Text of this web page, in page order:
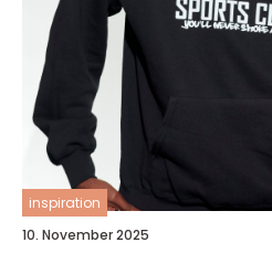
inspiration
10. November 2025